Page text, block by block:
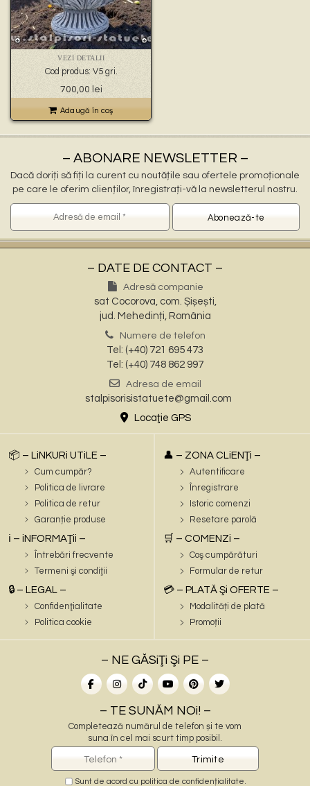
VEZI DETALII
Cod produs: V5 gri.
700,00 lei
Adaugă în coş
– ABONARE NEWSLETTER –
Dacă doriți să fiți la curent cu noutățile sau ofertele promoționale
pe care le oferim clienților, înregistrați-vă la newsletterul nostru.
– DATE DE CONTACT –
Adresă companie
sat Cocorova, com. Șișești,
jud. Mehedinți, România
Numere de telefon
Tel: (+40) 721 695 473
Tel: (+40) 748 862 997
Adresa de email
stalpisorisistatuete@gmail.com
Locaţie GPS
📦 – LiNKURi UTiLE –
Cum cumpăr?
Politica de livrare
Politica de retur
Garanție produse
ℹ️ – iNFORMAŢii –
Întrebări frecvente
Termeni şi condiţii
🔒 – LEGAL –
Confidenţialitate
Politica cookie
👤 – ZONA CLiENŢi –
Autentificare
Înregistrare
Istoric comenzi
Resetare parolă
🛒 – COMENZi –
Coş cumpărături
Formular de retur
💳 – PLATĂ Şi OFERTE –
Modalități de plată
Promoții
– NE GĂSiŢi Şi PE –
– TE SUNĂM NOi! –
Completează numărul de telefon și te vom
suna în cel mai scurt timp posibil.
Sunt de acord cu politica de confidențialitate.